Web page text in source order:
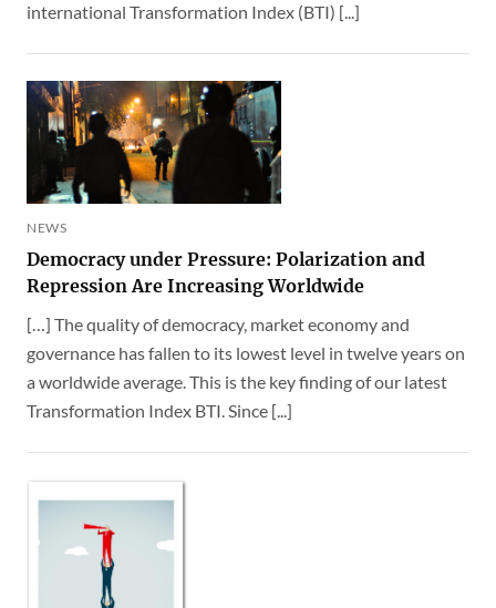
international Transformation Index (BTI) [...]
NEWS
Democracy under Pressure: Polarization and
Repression Are Increasing Worldwide
[…] The quality of democracy, market economy and
governance has fallen to its lowest level in twelve years on
a worldwide average. This is the key finding of our latest
Transformation Index BTI. Since [...]